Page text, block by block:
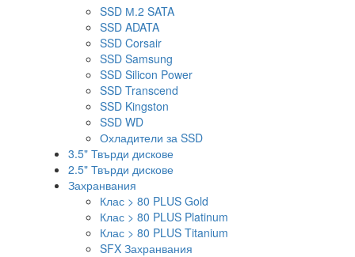
SSD М.2 SATA
SSD ADATA
SSD Corsair
SSD Samsung
SSD Silicon Power
SSD Transcend
SSD Kingston
SSD WD
Охладители за SSD
3.5" Твърди дискове
2.5" Твърди дискове
Захранвания
Клас > 80 PLUS Gold
Клас > 80 PLUS Platinum
Клас > 80 PLUS Titanium
SFX Захранвания